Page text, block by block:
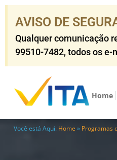
AVISO DE
Qualquer comunicação
99510-7482​, todos os
Home
Você está Aqui: Home » Programas